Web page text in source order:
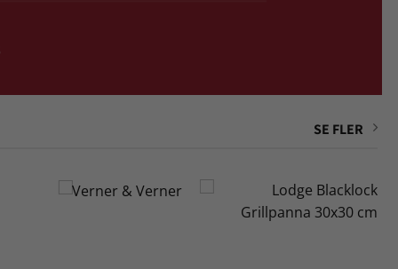
SE FLER